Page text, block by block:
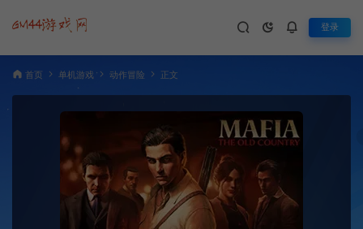
登录
首页 单机游戏 动作冒险 正文